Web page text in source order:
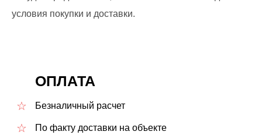
условия покупки и доставки.
ОПЛАТА
Безналичный расчет
По факту доставки на объекте